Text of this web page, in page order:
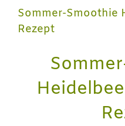
Sommer-Smoothie
Rezept